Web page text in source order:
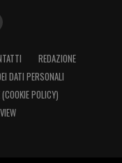
REDAZIONE
DATI PERSONALI
POLICY)